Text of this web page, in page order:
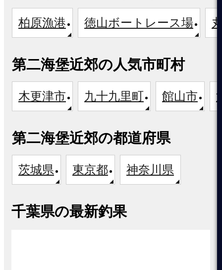
柏原漁港 徳山ボートレース場
第二海堡近郊の人気市町村
木更津市 九十九里町 館山市
第二海堡近郊の都道府県
茨城県 東京都 神奈川県
千葉県の最新釣果